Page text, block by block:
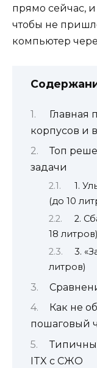
прямо сейчас, и
чтобы не
компьютер
Главная
корпусов и
Топ
задачи
1.
(до 10
2.
18 литров)
3.
литров)
Как не
пошаговый
ITX с СЖО